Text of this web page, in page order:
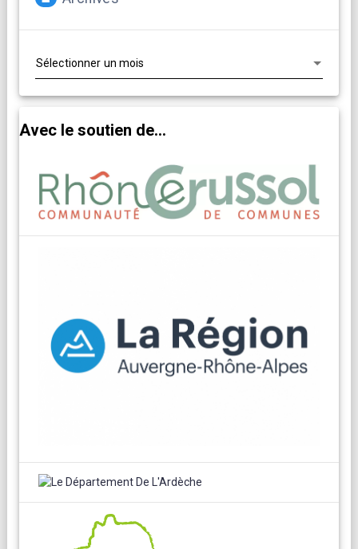
Avec le soutien de...